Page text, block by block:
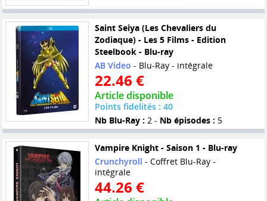
Saint Seiya (Les Chevaliers du
Zodiaque) - Les 5 Films - Edition
Steelbook - Blu-ray
AB Video - Blu-Ray - intégrale
22.46 €
Article disponible
Points fidelités : 40
Nb Blu-Ray : 2 - Nb épisodes : 5
Vampire Knight - Saison 1 - Blu-ray
Crunchyroll - Coffret Blu-Ray -
intégrale
44.26 €